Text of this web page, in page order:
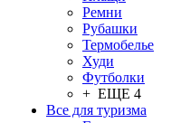
Ремни
Рубашки
Термобелье
Худи
Футболки
+ ЕЩЕ 4
Все для туризма